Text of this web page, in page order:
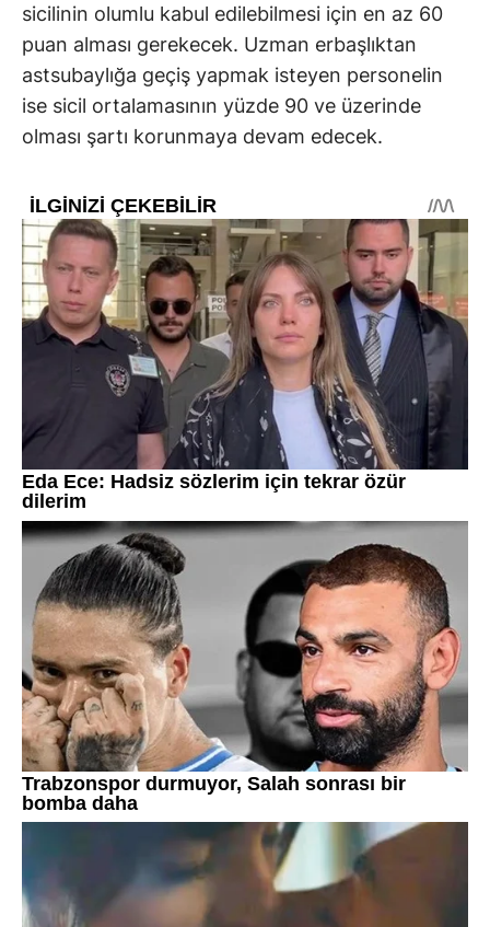
sicilinin olumlu kabul edilebilmesi için en az 60
puan alması gerekecek. Uzman erbaşlıktan
astsubaylığa geçiş yapmak isteyen personelin
ise sicil ortalamasının yüzde 90 ve üzerinde
olması şartı korunmaya devam edecek.